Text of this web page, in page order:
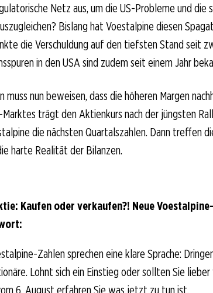
Netz aus, um die US-Probleme und die
Bislang hat Voestalpine diesen
die Verschuldung auf den tiefsten Stand seit
in den USA sind zudem seit einem Jahr
muss nun beweisen, dass die höheren Margen
trägt den Aktienkurs nach der jüngsten
die nächsten Quartalszahlen. Dann treffen
harte Realität der Bilanzen.
Kaufen oder verkaufen?! Neue
Zahlen sprechen eine klare Sprache:
Lohnt sich ein Einstieg oder sollten Sie
6. August erfahren Sie was jetzt zu tun ist.